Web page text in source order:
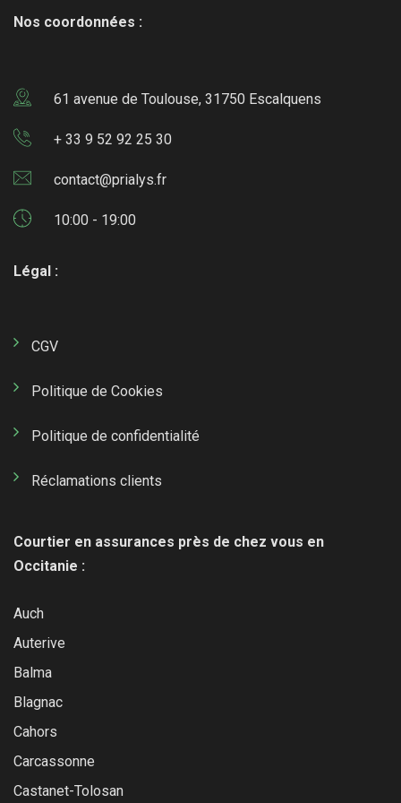
Nos coordonnées :
61 avenue de Toulouse, 31750 Escalquens
+ 33 9 52 92 25 30
contact@prialys.fr
10:00 - 19:00
Légal :
CGV
Politique de Cookies
Politique de confidentialité
Réclamations clients
Courtier en assurances près de chez vous en
Occitanie :
Auch
Auterive
Balma
Blagnac
Cahors
Carcassonne
Castanet-Tolosan